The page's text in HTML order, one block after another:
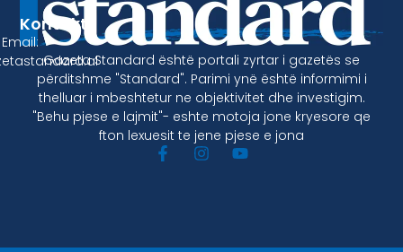
Gazeta Standard është portali zyrtar i gazetës se
përditshme "Standard". Parimi ynë është informimi i
thelluar i mbeshtetur ne objektivitet dhe investigim.
"Behu pjese e lajmit"- eshte motoja jone kryesore qe
fton lexuesit te jene pjese e jona
Kontakt
Email: